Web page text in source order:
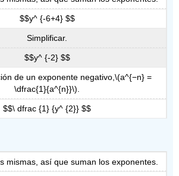
$$y^ {-6+4} $$
Simplificar.
$$y^ {-2} $$
de un exponente negativo, \(a^{−n} =
\dfrac{1}{a^{n}}\)
$$\ dfrac {1} {y^ {2}} $$
mismas, así que suman los exponentes.